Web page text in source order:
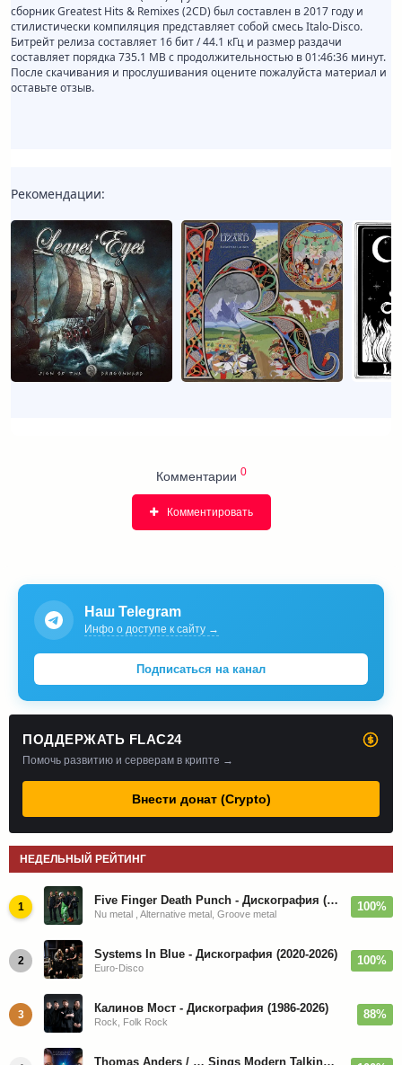
сборник Greatest Hits & Remixes (2CD) был составлен в 2017 году и
стилистически компиляция представляет собой смесь Italo-Disco.
Битрейт релиза составляет 16 бит / 44.1 кГц и размер раздачи
составляет порядка 735.1 MB с продолжительностью в 01:46:36 минут.
После скачивания и прослушивания оцените пожалуйста материал и
оставьте отзыв.
Рекомендации:
Комментарии 0
Комментировать
Наш Telegram
Инфо о доступе к сайту →
Подписаться на канал
ПОДДЕРЖАТЬ FLAC24
Помочь развитию и серверам в крипте →
Внести донат (Crypto)
НЕДЕЛЬНЫЙ РЕЙТИНГ
1 Five Finger Death Punch - Дискография (2008-2026)
Nu metal , Alternative metal, Groove metal
100%
2 Systems In Blue - Дискография (2020-2026)
Euro-Disco
100%
3 Калинов Мост - Дискография (1986-2026)
Rock, Folk Rock
88%
Thomas Anders / … Sings Modern Talking: The Best hi-res